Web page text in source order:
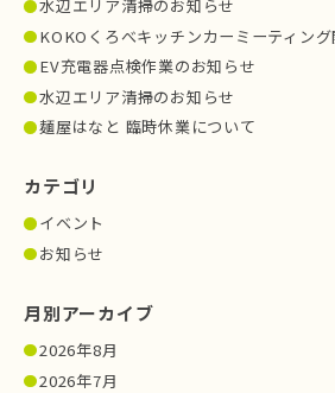
水辺エリア清掃のお知らせ
KOKOくろべキッチンカーミーティン
EV充電器点検作業のお知らせ
水辺エリア清掃のお知らせ
麺屋はなと 臨時休業について
カテゴリ
イベント
お知らせ
月別アーカイブ
2026年8月
2026年7月